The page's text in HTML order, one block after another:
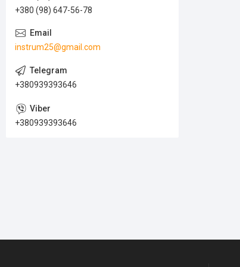
+380 (98) 647-56-78
instrum25@gmail.com
+380939393646
+380939393646